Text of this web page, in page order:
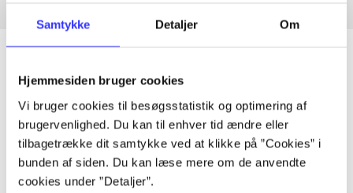
Samtykke Detaljer Om
Hjemmesiden bruger cookies
Vi bruger cookies til besøgsstatistik og optimering af
brugervenlighed. Du kan til enhver tid ændre eller
tilbagetrække dit samtykke ved at klikke på ”Cookies” i
bunden af siden. Du kan læse mere om de anvendte
cookies under ”Detaljer”.
Artikler
Alle registrerede artikler fordelt på udgivelser